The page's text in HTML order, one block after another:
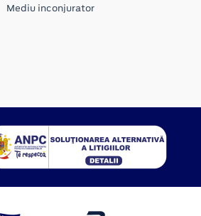
Mediu inconjurator